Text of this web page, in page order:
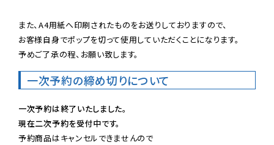
また、A4用紙へ印刷されたものをお送りしておりますので、
お客様自身でポップを切って使用していただくことになります。
予めご了承の程、お願い致します。
一次予約の締め切りについて
一次予約は終了いたしました。
現在二次予約を受付中です。
予約商品はキャンセルできませんので